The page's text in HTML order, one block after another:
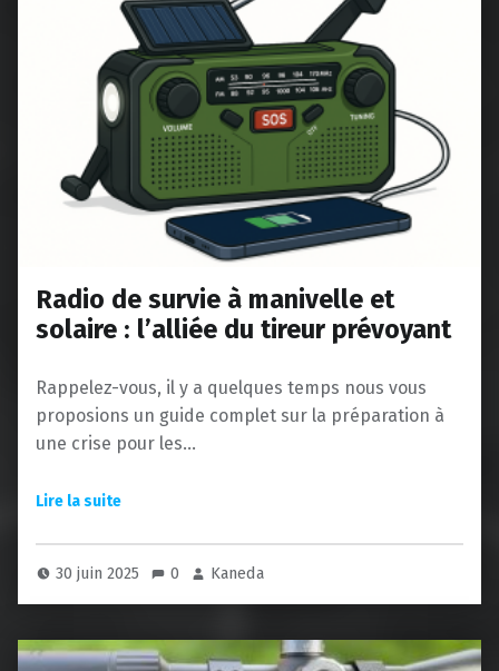
Radio de survie à manivelle et
solaire : l’alliée du tireur prévoyant
Rappelez-vous, il y a quelques temps nous vous
proposions un guide complet sur la préparation à
une crise pour les…
30 juin 2025 0 Kaneda